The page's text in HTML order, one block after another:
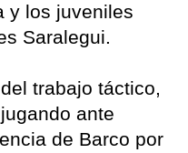
y los juveniles
Saralegui.
trabajo táctico,
ante
de Barco por